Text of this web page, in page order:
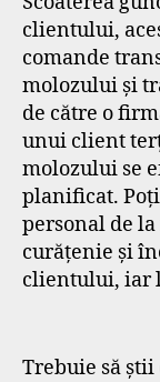
clientului,
comande
molozului și
de către o
unui client
molozului se
planificat.
personal de
curăţenie şi
clientului, iar
Trebuie să știi